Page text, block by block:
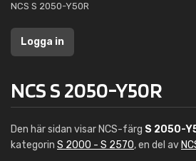
NCS S 2050-Y50R
Logga in
NCS S 2050-Y50R
Den här sidan visar NCS-färg S 2050-
kategorin S 2000 - S 2570, en del av